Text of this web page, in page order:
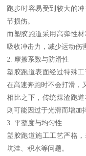
跑步时容易受到较大的
节损伤。
而塑胶跑道采用高弹性
吸收冲击力，减少运动伤
2. 摩擦系数与防滑性
塑胶跑道表面经过特殊
在高速奔跑时不会打滑，
相比之下，传统煤渣跑
则可能因过于光滑而增加
3. 平整度与均匀性
塑胶跑道施工工艺严格
坑洼、积水等问题。